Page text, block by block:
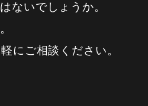
ないでしょうか。
にご相談ください。